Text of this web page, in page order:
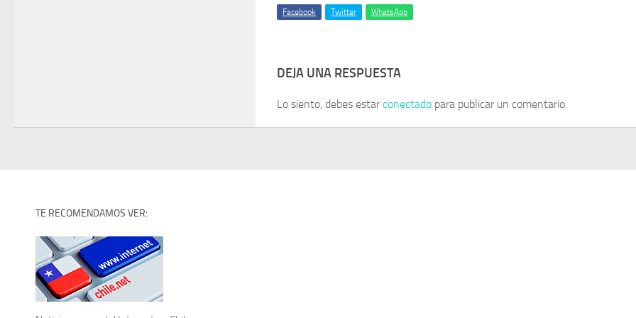
Facebook Twitter WhatsApp
DEJA UNA RESPUESTA
Lo siento, debes estarconectado para publicar un comentario.
TE RECOMENDAMOS VER: